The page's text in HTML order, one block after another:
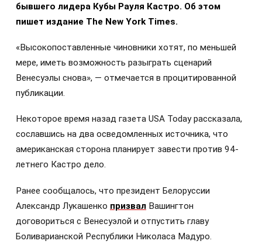
бывшего лидера Кубы Рауля Кастро. Об этом
пишет издание The New York Times.
«Высокопоставленные чиновники хотят, по меньшей
мере, иметь возможность разыграть сценарий
Венесуэлы снова», — отмечается в процитированной
публикации.
Некоторое время назад газета USA Today рассказала,
сославшись на два осведомленных источника, что
американская сторона планирует завести против 94-
летнего Кастро дело.
Ранее сообщалось, что президент Белоруссии
Александр Лукашенко призвал Вашингтон
договориться с Венесуэлой и отпустить главу
Боливарианской Республики Николаса Мадуро.